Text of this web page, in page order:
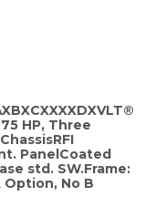
75 HP, Three
PanelCoated
std. SW.Frame:
Option, No B